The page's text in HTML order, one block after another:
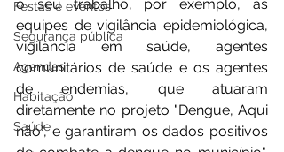
Festas e eventos
Segurança pública
Agendas
Habitação
Saúde
o seu trabalho, por exemplo, as
equipes de vigilância epidemiológica,
vigilância em saúde, agentes
comunitários de saúde e os agentes
de endemias, que atuaram
diretamente no projeto "Dengue, Aqui
não", e garantiram os dados positivos